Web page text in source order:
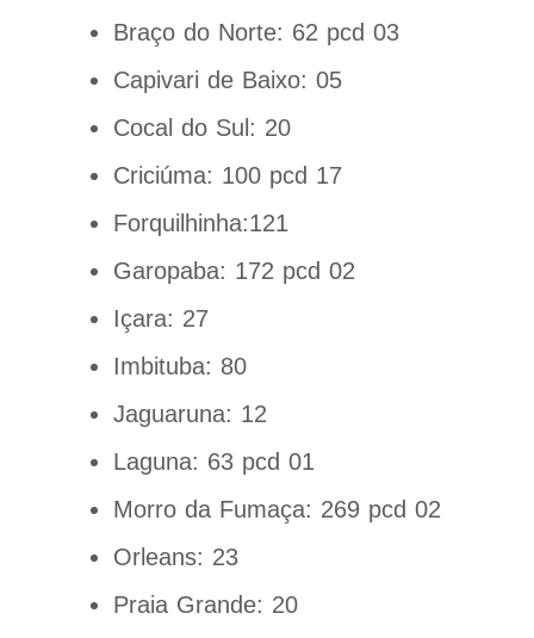
Braço do Norte: 62 pcd 03
Capivari de Baixo: 05
Cocal do Sul: 20
Criciúma: 100 pcd 17
Forquilhinha:121
Garopaba: 172 pcd 02
Içara: 27
Imbituba: 80
Jaguaruna: 12
Laguna: 63 pcd 01
Morro da Fumaça: 269 pcd 02
Orleans: 23
Praia Grande: 20